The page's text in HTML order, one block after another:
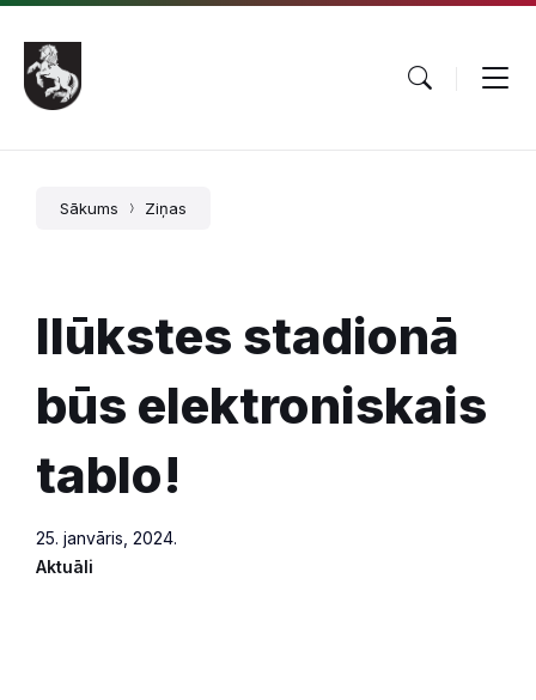
Pāriet
saturu
Skip
main
navigation
Skip
footer
Sākums Ziņas
Ilūkstes stadionā
būs elektroniskais
tablo!
25. janvāris, 2024.
Aktuāli